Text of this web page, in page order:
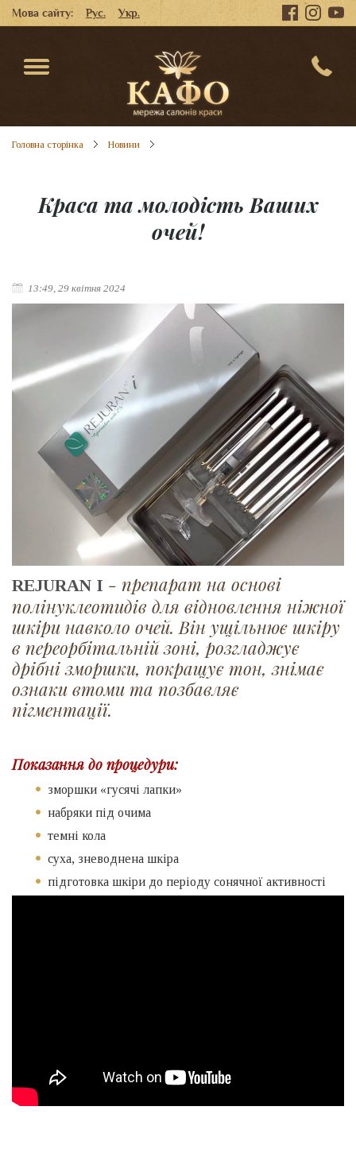
Мова сайту: Рус. Укр.
Головна сторінка Новини
Краса та молодість Ваших
очей!
13:49, 29 квітня 2024
REJURAN I - препарат на основі
полінуклеотидів для відновлення ніжної
шкіри навколо очей. Він ущільнює шкіру
в переорбітальній зоні, розгладжує
дрібні зморшки, покращує тон, знімає
ознаки втоми та позбавляє
пігментації.
Показання до процедури:
зморшки «гусячі лапки»
набряки під очима
темні кола
суха, зневоднена шкіра
підготовка шкіри до періоду сонячної активності